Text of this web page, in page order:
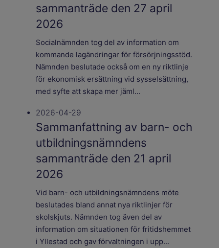
sammanträde den 27 april
2026
Socialnämnden tog del av information om
kommande lagändringar för försörjningsstöd.
Nämnden beslutade också om en ny riktlinje
för ekonomisk ersättning vid sysselsättning,
med syfte att skapa mer jäml...
2026-04-29
Sammanfattning av barn- och
utbildningsnämndens
sammanträde den 21 april
2026
Vid barn- och utbildningsnämndens möte
beslutades bland annat nya riktlinjer för
skolskjuts. Nämnden tog även del av
information om situationen för fritidshemmet
i Yllestad och gav förvaltningen i upp...